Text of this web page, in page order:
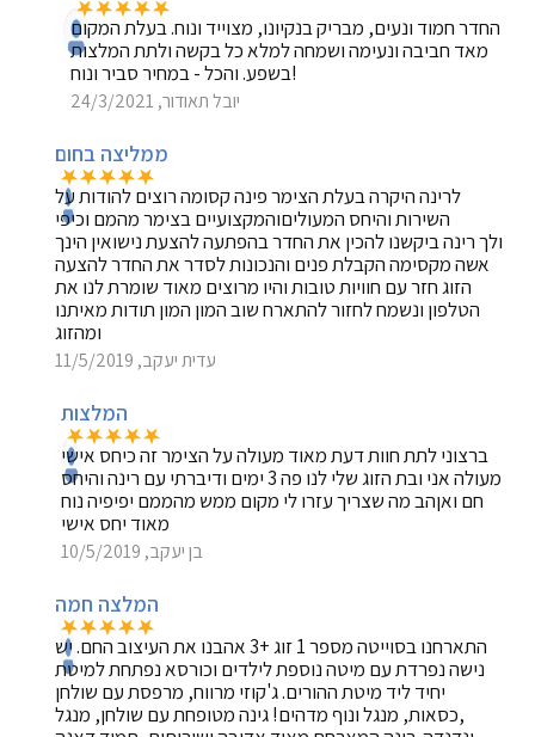
החדר חמוד ונעים, מבריק בנקיונו, מצוייד ונוח. בעלת המקום
מאד חביבה ונעימה ושמחה למלא כל בקשה ולתת המלצות
בשפע. והכל - במחיר סביר ונוח!
יובל תאודור, 24/3/2021
ממליצה בחום
לרינה היקרה בעלת הצימר פינה קסומה רוצים להודות על
השירות והיחס המעוליםוהמקצועיים בצימר מהמם וכיפי
ולך רינה ביקשנו להכין את החדר בהפתעה להצעת נישואין הינך
אשה מקסימה הקבלת פנים והנכונות לסדר את החדר להצעה
הזוג חזר עם חוויות טובות והיו מרוצים מאוד שומרת לנו את
הטלפון ונשמח לחזור להתארח שוב המון המון תודות מאיתנו
ומהזוג
עדית יעקב, 11/5/2019
המלצות
ברצוני לתת חוות דעת מאוד מעולה על הצימר זה כיחס אישי
מעולה אני ובת הזוג שלי לנו פה 3 ימים ודיברתי עם רינה והיחס
חם ואןהב מה שצריך עזרו לי מקום ממש מהממם יפיפיה נוח
מאוד יחס אישי
בן יעקב, 10/5/2019
המלצה חמה
התארחנו בסוייטה מספר 1 זוג +3 אהבנו את העיצוב החם. יש
נישה נפרדת עם מיטה נוספת לילדים וכורסא נפתחת למיטת
יחיד ליד מיטת ההורים. ג'קוזי מרווח, מרפסת עם שולחן
,כסאות, מנגל ונוף מדהים! גינה מטופחת עם שולחן, מנגל